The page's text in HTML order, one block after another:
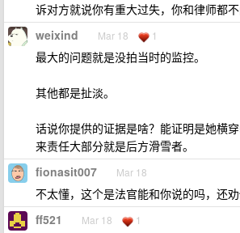
诉对方就说你有重大过失，你和律师都
weixind Mar 18 1
最大的问题就是没拍当时的监控。
其他都是扯淡。
话说你提供的证据是啥？能证明是她横
来责任大部分就是后方滑雪者。
fionasit007 Mar 18
不太懂，这个是法官能和你说的吗，还劝
ff521 Mar 18 1